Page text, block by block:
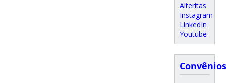
Alteritas
Instagram
LinkedIn
Youtube
Convênios